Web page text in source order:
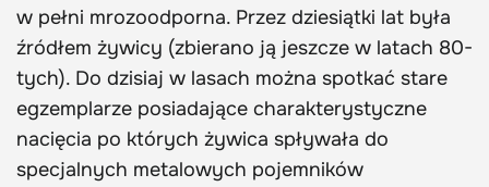
w pełni mrozoodporna. Przez dziesiątki lat była
źródłem żywicy (zbierano ją jeszcze w latach 80-
tych). Do dzisiaj w lasach można spotkać stare
egzemplarze posiadające charakterystyczne
nacięcia po których żywica spływała do
specjalnych metalowych pojemników